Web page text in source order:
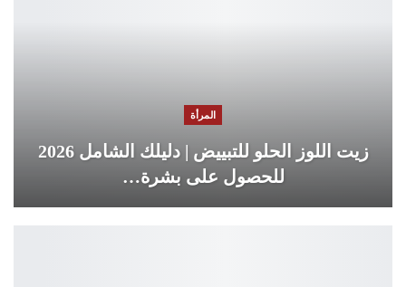
المرأة
زيت اللوز الحلو للتبييض | دليلك الشامل 2026
للحصول على بشرة…